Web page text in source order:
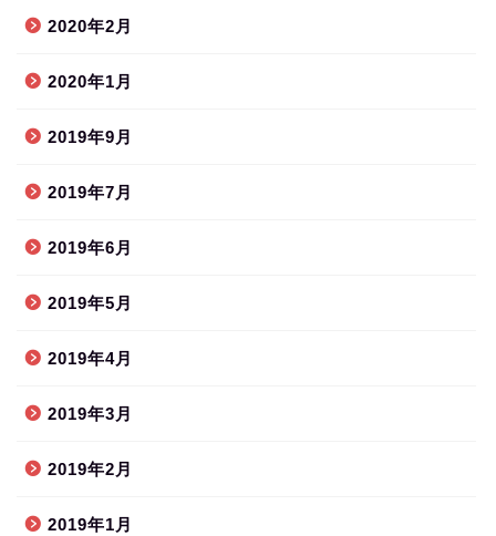
2020年2月
2020年1月
2019年9月
2019年7月
2019年6月
2019年5月
2019年4月
2019年3月
2019年2月
2019年1月